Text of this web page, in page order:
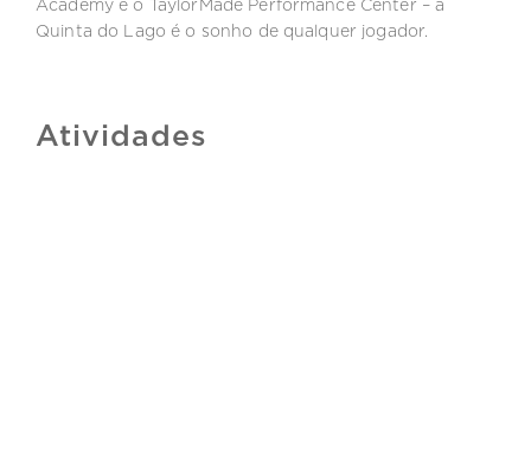
Academy e o TaylorMade Performance Center – a
Quinta do Lago é o sonho de qualquer jogador.
Atividades